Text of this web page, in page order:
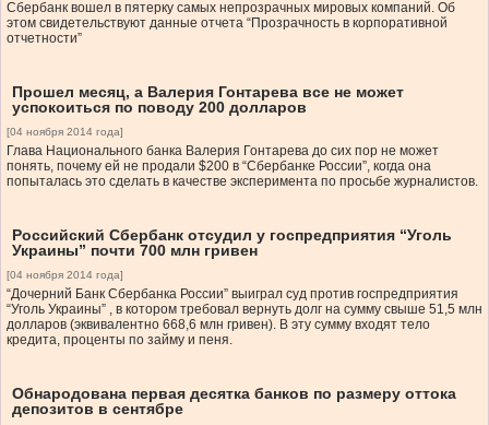
Сбербанк вошел в пятерку самых непрозрачных мировых компаний. Об
этом свидетельствуют данные отчета “Прозрачность в корпоративной
отчетности”
Прошел месяц, а Валерия Гонтарева все не может
успокоиться по поводу 200 долларов
[04 ноября 2014 года]
Глава Национального банка Валерия Гонтарева до сих пор не может
понять, почему ей не продали $200 в “Сбербанке России”, когда она
попыталась это сделать в качестве эксперимента по просьбе журналистов.
Российский Сбербанк отсудил у госпредприятия “Уголь
Украины” почти 700 млн гривен
[04 ноября 2014 года]
“Дочерний Банк Сбербанка России” выиграл суд против госпредприятия
“Уголь Украины” , в котором требовал вернуть долг на сумму свыше 51,5 млн
долларов (эквивалентно 668,6 млн гривен). В эту сумму входят тело
кредита, проценты по займу и пеня.
Обнародована первая десятка банков по размеру оттока
депозитов в сентябре